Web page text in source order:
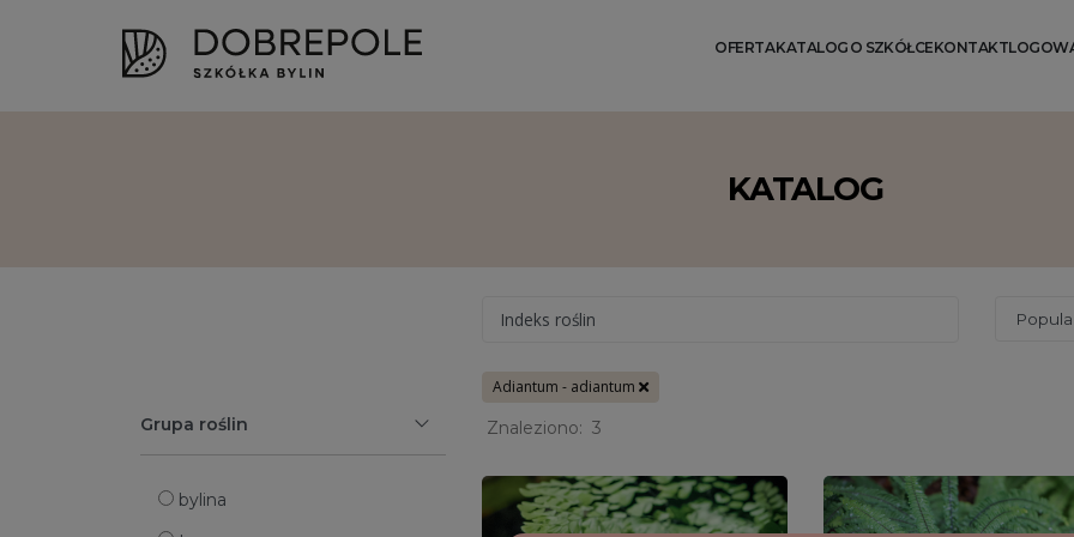
OFERTAKATALOG O SZKÓŁCEKONTAKT
KATALOG
Indeks roślin
Grupa roślin
bylina
Adiantum - adiantum
Znaleziono: 3